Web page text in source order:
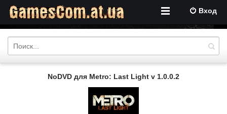
Вход
NoDVD для Metro: Last Light v 1.0.0.2